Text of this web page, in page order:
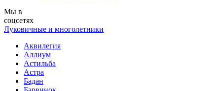
Мы в
соцсетях
Луковичные и многолетники
Аквилегия
Аллиум
Астильба
Астра
Бадан